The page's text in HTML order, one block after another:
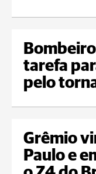
tarefa
pelo
Grêmio
Paulo e